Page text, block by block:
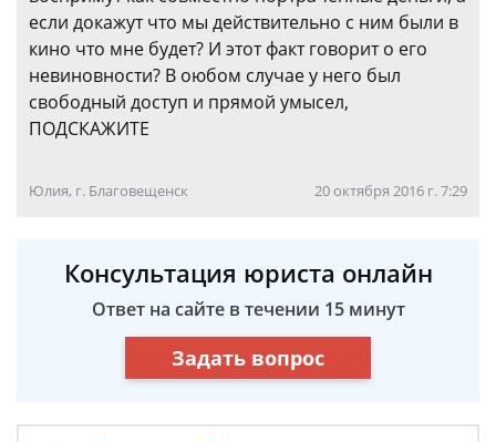
если докажут что мы действительно с ним были в
кино что мне будет? И этот факт говорит о его
невиновности? В оюбом случае у него был
свободный доступ и прямой умысел,
ПОДСКАЖИТЕ
Юлия, г. Благовещенск 20 октября 2016 г. 7:29
Консультация юриста онлайн
Ответ на сайте в течении 15 минут
Задать вопрос